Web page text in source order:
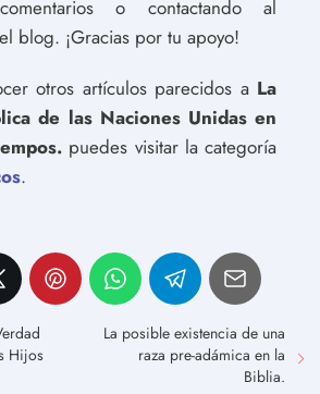
o contactando al
blog. ¡Gracias por tu apoyo!
otros artículos parecidos a La
de las Naciones Unidas en
puedes visitar la categoría
.
Hijos
La posible existencia de una
raza pre-adámica en la
Biblia.